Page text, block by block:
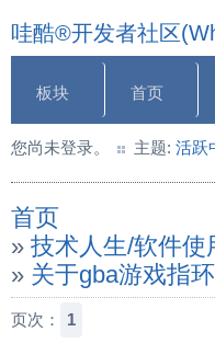
哇酷®开发者社区
板块 首页
您尚未登录。 主题: 活跃
首页
» 技术人生/软件使
» 关于gba游戏指
页次： 1